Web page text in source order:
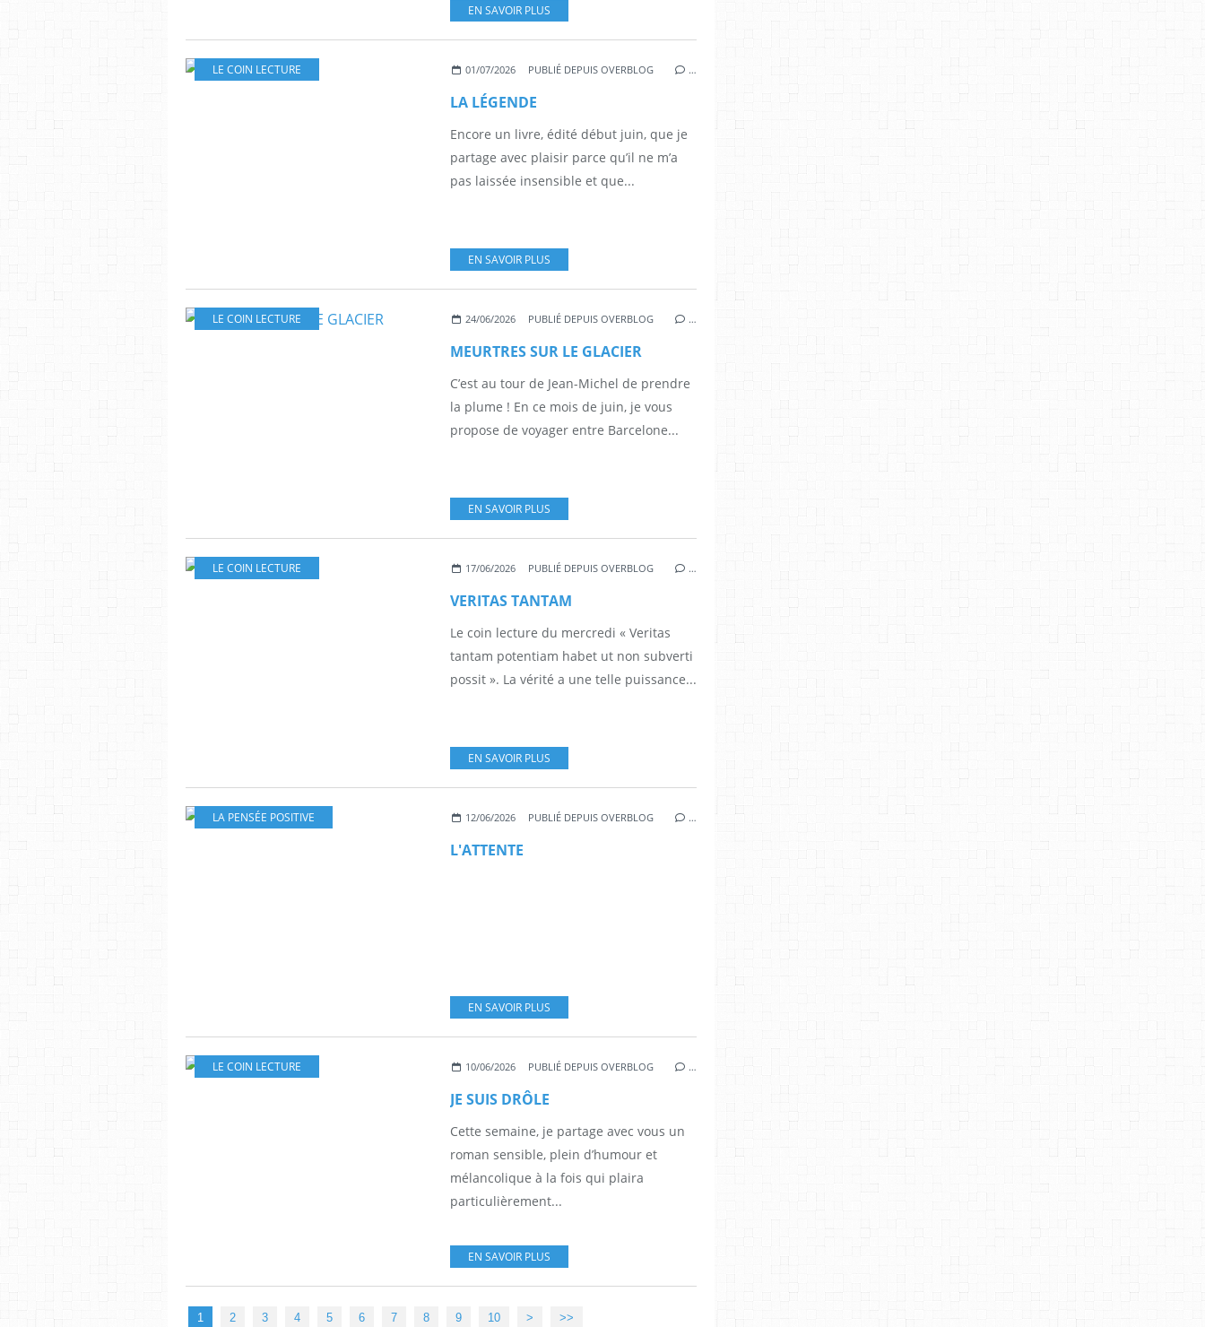
EN SAVOIR PLUS
LE COIN LECTURE 01/07/2026 PUBLIÉ DEPUIS OVERBLOG …
LA LÉGENDE
Encore un livre, édité début juin, que je
partage avec plaisir parce qu’il ne m’a
pas laissée insensible et que...
EN SAVOIR PLUS
LE COIN LECTURE 24/06/2026 PUBLIÉ DEPUIS OVERBLOG …
MEURTRES SUR LE GLACIER
C’est au tour de Jean-Michel de prendre
la plume ! En ce mois de juin, je vous
propose de voyager entre Barcelone...
EN SAVOIR PLUS
LE COIN LECTURE 17/06/2026 PUBLIÉ DEPUIS OVERBLOG …
VERITAS TANTAM
Le coin lecture du mercredi « Veritas
tantam potentiam habet ut non subverti
possit ». La vérité a une telle puissance...
EN SAVOIR PLUS
LA PENSÉE POSITIVE 12/06/2026 PUBLIÉ DEPUIS OVERBLOG …
L'ATTENTE
EN SAVOIR PLUS
LE COIN LECTURE 10/06/2026 PUBLIÉ DEPUIS OVERBLOG …
JE SUIS DRÔLE
Cette semaine, je partage avec vous un
roman sensible, plein d’humour et
mélancolique à la fois qui plaira
particulièrement...
EN SAVOIR PLUS
1 2 3 4 5 6 7 8 9 10 20
30
40
50
60
70
80
90
100
> >>